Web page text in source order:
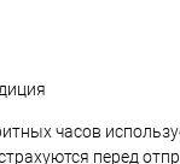
часов
перед